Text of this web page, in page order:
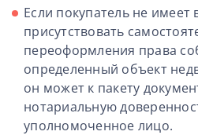
Если покупатель не имеет
присутствовать
переоформления права
определенный объект
он может к пакету
нотариальную
уполномоченное лицо.